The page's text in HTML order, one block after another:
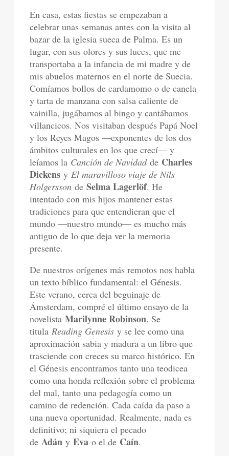
En casa, estas fiestas se empezaban a
celebrar unas semanas antes con la visita al
bazar de la iglesia sueca de Palma. Es un
lugar, con sus olores y sus luces, que me
transportaba a la infancia de mi madre y de
mis abuelos maternos en el norte de Suecia.
Comíamos bollos de cardamomo o de canela
y tarta de manzana con salsa caliente de
vainilla, jugábamos al bingo y cantábamos
villancicos. Nos visitaban después Papá Noel
y los Reyes Magos —exponentes de los dos
ámbitos culturales en los que crecí— y
leíamos la Canción de Navidadde Charles
Dickens yEl maravilloso viaje de Nils
Holgersson deSelma Lagerlöf. He
intentado con mis hijos mantener estas
tradiciones para que entendieran que el
mundo —nuestro mundo— es mucho más
antiguo de lo que deja ver la memoria
presente.
De nuestros orígenes más remotos nos habla
un texto bíblico fundamental: el Génesis.
Este verano, cerca del beguinaje de
Ámsterdam, compré el último ensayo de la
novelistaMarilynne Robinson. Se
titulaReading Genesis y se lee como una
aproximación sabia y madura a un libro que
trasciende con creces su marco histórico. En
el Génesis encontramos tanto una teodicea
como una honda reflexión sobre el problema
del mal, tanto una pedagogía como un
camino de redención. Cada caída da paso a
una nueva oportunidad. Realmente, nada es
definitivo; ni siquiera el pecado
deAdán yEva o el de Caín.